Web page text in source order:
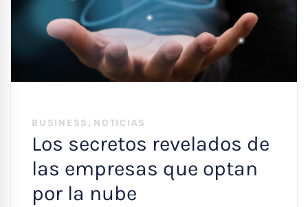
BUSINESS , NOTICIAS
Los secretos revelados de
las empresas que optan
por la nube